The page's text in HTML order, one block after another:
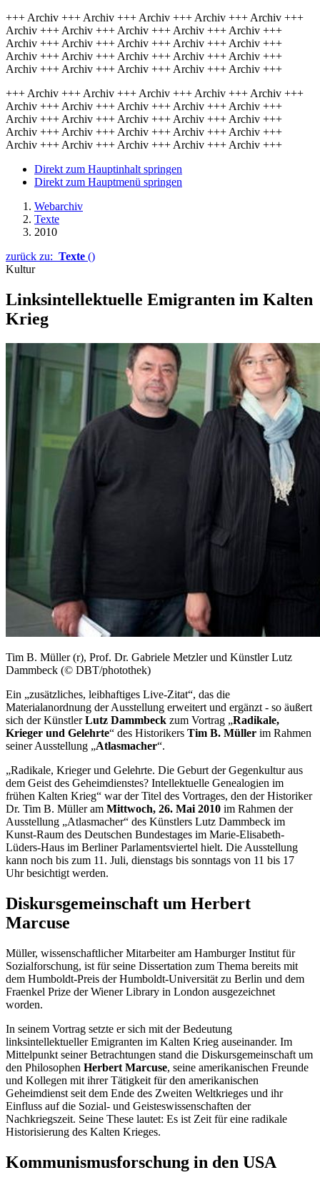
+++ Archiv +++ Archiv +++ Archiv +++ Archiv +++ Archiv +++
Archiv +++ Archiv +++ Archiv +++ Archiv +++ Archiv +++
Archiv +++ Archiv +++ Archiv +++ Archiv +++ Archiv +++
Archiv +++ Archiv +++ Archiv +++ Archiv +++ Archiv +++
Archiv +++ Archiv +++ Archiv +++ Archiv +++ Archiv +++
+++ Archiv +++ Archiv +++ Archiv +++ Archiv +++ Archiv +++
Archiv +++ Archiv +++ Archiv +++ Archiv +++ Archiv +++
Archiv +++ Archiv +++ Archiv +++ Archiv +++ Archiv +++
Archiv +++ Archiv +++ Archiv +++ Archiv +++ Archiv +++
Archiv +++ Archiv +++ Archiv +++ Archiv +++ Archiv +++
Direkt zum Hauptinhalt springen
Direkt zum Hauptmenü springen
Webarchiv
Texte
2010
zurück zu: Texte ()
Kultur
Linksintellektuelle Emigranten im Kalten
Krieg
Tim B. Müller (r), Prof. Dr. Gabriele Metzler und Künstler Lutz
Dammbeck (© DBT/photothek)
Ein „zusätzliches, leibhaftiges Live-Zitat“, das die
Materialanordnung der Ausstellung erweitert und ergänzt - so äußert
sich der KünstlerLutz Dammbeck zum Vortrag „Radikale,
Krieger und Gelehrte“ des Historikers Tim B. Müller im Rahmen
seiner Ausstellung „Atlasmacher“.
„Radikale, Krieger und Gelehrte. Die Geburt der Gegenkultur aus
dem Geist des Geheimdienstes? Intellektuelle Genealogien im
frühen Kalten Krieg“ war der Titel des Vortrages, den der Historiker
Dr. Tim B. Müller am Mittwoch, 26. Mai 2010 im Rahmen der
Ausstellung „Atlasmacher“ des Künstlers Lutz Dammbeck im
Kunst-Raum des Deutschen Bundestages im Marie-Elisabeth-
Lüders-Haus im Berliner Parlamentsviertel hielt. Die Ausstellung
kann noch bis zum 11. Juli, dienstags bis sonntags von 11 bis 17
Uhr besichtigt werden.
Diskursgemeinschaft um Herbert
Marcuse
Müller, wissenschaftlicher Mitarbeiter am Hamburger Institut für
Sozialforschung, ist für seine Dissertation zum Thema bereits mit
dem Humboldt-Preis der Humboldt-Universität zu Berlin und dem
Fraenkel Prize der WienerLibrary in London ausgezeichnet
worden.
In seinem Vortrag setzte er sich mit der Bedeutung
linksintellektueller Emigranten im Kalten Krieg auseinander. Im
Mittelpunkt seiner Betrachtungen stand die Diskursgemeinschaft um
den Philosophen Herbert Marcuse, seine amerikanischen Freunde
und Kollegen mit ihrer Tätigkeit für den amerikanischen
Geheimdienst seit dem Ende des Zweiten Weltkrieges und ihr
Einfluss auf die Sozial- und Geisteswissenschaften der
Nachkriegszeit. Seine These lautet: Es ist Zeit für eine radikale
Historisierung des Kalten Krieges.
Kommunismusforschung in den USA